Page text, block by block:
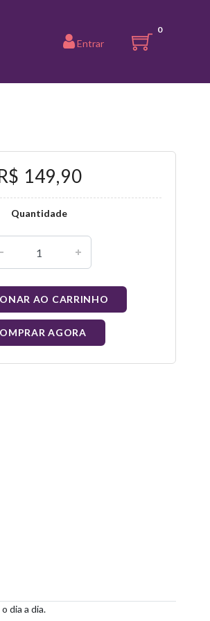
Entrar
0
149,90
Quantidade
AO CARRINHO
AGORA
dia a dia.